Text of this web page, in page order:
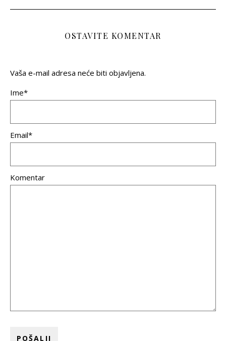
OSTAVITE KOMENTAR
Vaša e-mail adresa neće biti objavljena.
Ime*
Email*
Komentar